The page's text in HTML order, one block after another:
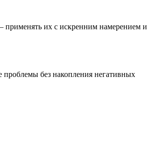
применять их с искренним намерением и
без накопления негативных